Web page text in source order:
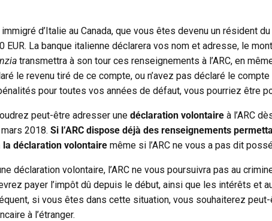
d’Italie au Canada, que vous êtes devenu un résident
La banque italienne déclarera vos nom et adresse, le
transmettra à son tour ces renseignements à l’ARC, en
le revenu tiré de ce compte, ou n’avez pas déclaré le
pour toutes vos années de défaut, vous pourriez être
peut-être adresser une déclaration volontaire à l’ARC
2018. Si l’ARC dispose déjà des renseignements
la déclaration volontaire même si l’ARC ne vous a pas dit
déclaration volontaire, l’ARC ne vous poursuivra pas au
payer l’impôt dû depuis le début, ainsi que les intérêts
si vous êtes dans cette situation, vous souhaiterez peut-
à l’étranger.